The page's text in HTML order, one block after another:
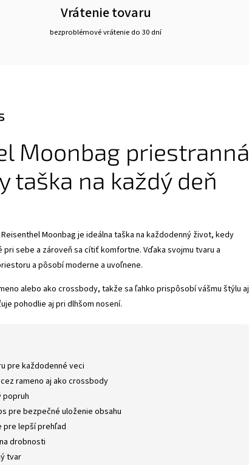
Vrátenie tovaru
bezproblémové vrátenie do 30 dní
Moonbag priestranná
taška na každý deň
Moonbag je ideálna taška na každodenný život, kedy
sebe a zároveň sa cítiť komfortne. Vďaka svojmu tvaru a
a pôsobí moderne a uvoľnene.
alebo ako crossbody, takže sa ľahko prispôsobí vášmu štýlu aj
pohodlie aj pri dlhšom nosení.
pre každodenné veci
rameno aj ako crossbody
popruh
pre bezpečné uloženie obsahu
pre lepší prehľad
drobnosti
tvar